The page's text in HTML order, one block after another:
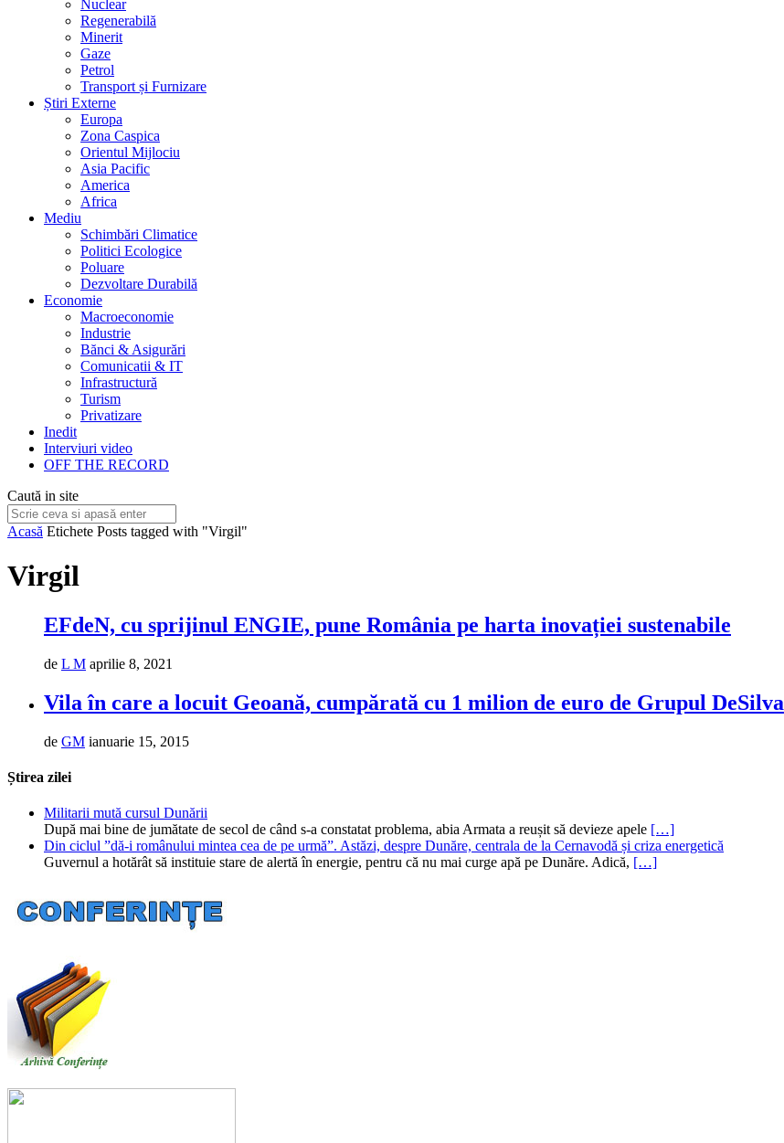
Nuclear
Regenerabilă
Minerit
Gaze
Petrol
Transport și Furnizare
Știri Externe
Europa
Zona Caspica
Orientul Mijlociu
Asia Pacific
America
Africa
Mediu
Schimbări Climatice
Politici Ecologice
Poluare
Dezvoltare Durabilă
Economie
Macroeconomie
Industrie
Bănci & Asigurări
Comunicatii & IT
Infrastructură
Turism
Privatizare
Inedit
Interviuri video
OFF THE RECORD
Caută in site
Acasă Etichete Posts tagged with "Virgil"
Virgil
EFdeN, cu sprijinul ENGIE, pune România pe harta inovației sustenabile
de L M aprilie 8, 2021
Vila în care a locuit Geoană, cumpărată cu 1 milion de euro de Grupul DeSilva
de GM ianuarie 15, 2015
Știrea zilei
Militarii mută cursul Dunării
După mai bine de jumătate de secol de când s-a constatat problema, abia Armata a reușit să devieze apele […]
Din ciclul ”dă-i românului mintea cea de pe urmă”. Astăzi, despre Dunăre, centrala de la Cernavodă și criza energetică
Guvernul a hotărât să instituie stare de alertă în energie, pentru că nu mai curge apă pe Dunăre. Adică, […]